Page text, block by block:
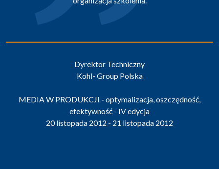
Dyrektor Techniczny
Kohl- Group Polska
MEDIA W PRODUKCJI - optymalizacja, oszczędność,
efektywność - IV edycja
20 listopada 2012 - 21 listopada 2012